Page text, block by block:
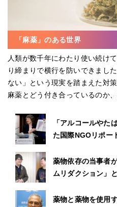
「麻薬」のある世界
人類が数千年にわたり使い続け
り締まりで横行を防いできまし
ない」という現実を踏まえた対
麻薬とどう付き合っているのか、
「アルコールやた
た国際NGOリポー
薬物依存の当事者
ムリダクション」
薬物と薬物を使用